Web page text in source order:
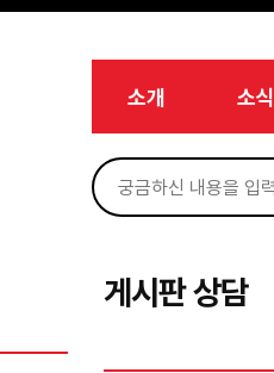
소개 소식
게시판 상담